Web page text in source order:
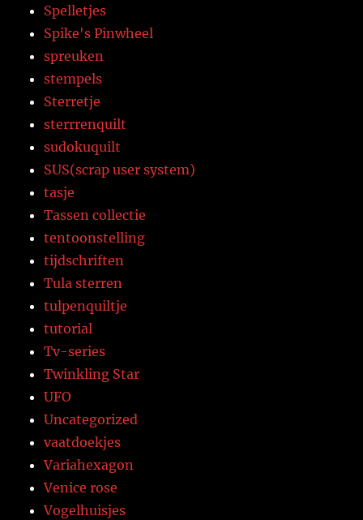
Spelletjes
Spike's Pinwheel
spreuken
stempels
Sterretje
sterrrenquilt
sudokuquilt
SUS(scrap user system)
tasje
Tassen collectie
tentoonstelling
tijdschriften
Tula sterren
tulpenquiltje
tutorial
Tv-series
Twinkling Star
UFO
Uncategorized
vaatdoekjes
Variahexagon
Venice rose
Vogelhuisjes